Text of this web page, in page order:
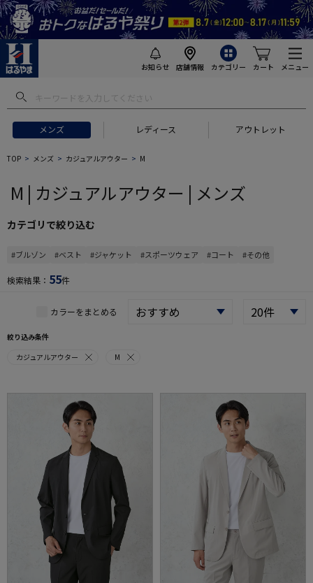
お知らせ 店舗情報 カテゴリー カート メニュー
メンズ レディース アウトレット
フトにおすすめ #セットアップ スーツ
TOP メンズ カジュアルアウター M
M | カジュアルアウター | メンズ
カテゴリで絞り込む
#ブルゾン #ベスト #ジャケット #スポーツウェア #コート #その他
検索結果： 55件
カラーをまとめる
絞り込み条件
カジュアルアウター
M